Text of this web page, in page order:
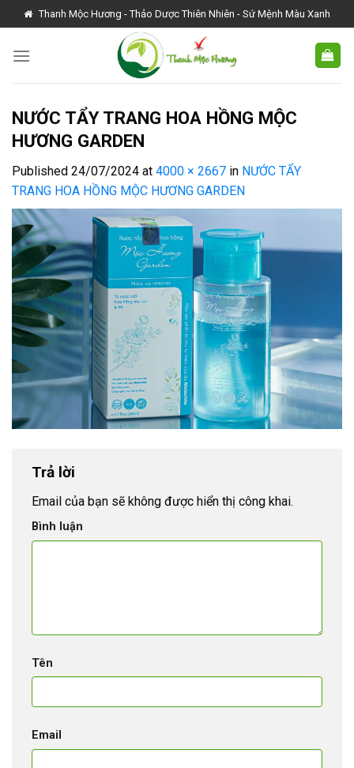
Skip
to
content
Thanh Mộc Hương - Thảo Dược Thiên Nhiên - Sứ Mệnh Màu Xanh
NƯỚC TẨY TRANG HOA HỒNG MỘC
HƯƠNG GARDEN
Published 24/07/2024 at 4000 × 2667 in NƯỚC TẨY
TRANG HOA HỒNG MỘC HƯƠNG GARDEN
Trả lời
Email của bạn sẽ không được hiển thị công khai.
Bình luận
Tên
Email